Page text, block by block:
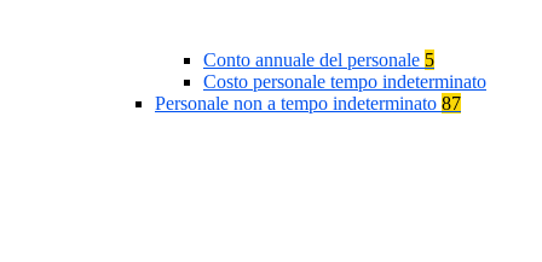
Conto annuale del personale 5
Costo personale tempo indeterminato
Personale non a tempo indeterminato 87